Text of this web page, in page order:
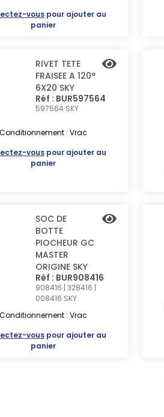
vous pour ajouter au
panier
RIVET TETE
FRAISEE A 120°
6X20 SKY
Réf : BUR597564
597564 SKY
: Vrac
vous pour ajouter au
panier
SOC DE
BOTTE
PIOCHEUR GC
MASTER
ORIGINE SKY
Réf : BUR908416
908416 | 328416 |
008416 SKY
: Vrac
vous pour ajouter au
panier